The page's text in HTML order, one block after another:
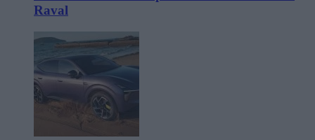
Raval